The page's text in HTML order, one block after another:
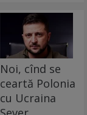
Noi, cînd se
ceartă Polonia
cu Ucraina